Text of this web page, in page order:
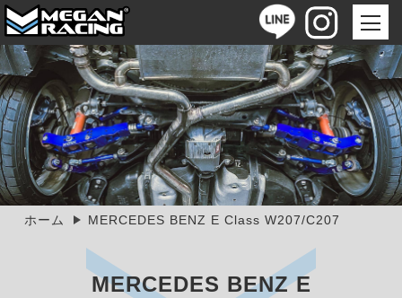
ホーム MERCEDES BENZ E Class W207/C207
MERCEDES BENZ E